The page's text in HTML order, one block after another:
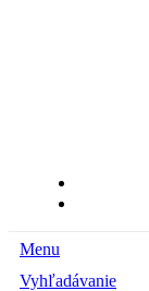
Menu
Vyhľadávanie